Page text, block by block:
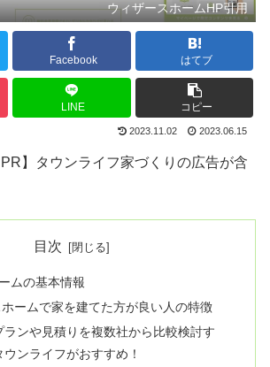
ウィザースホームHP引用
Facebook はてブ
LINE コピー
2023.11.02 2023.06.15
】タウンライフ家づくりの広告が含
目次
ムの基本情報
ームで家を建てた方が良い人の特徴
ランや見積りを複数社から比較検討す
ウンライフがおすすめ！